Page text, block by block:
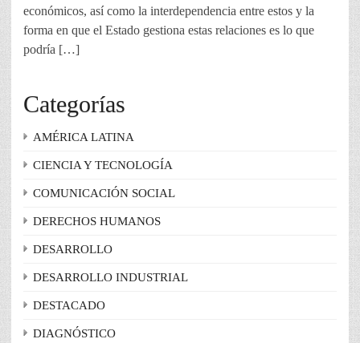
económicos, así como la interdependencia entre estos y la
forma en que el Estado gestiona estas relaciones es lo que
podría […]
Categorías
AMÉRICA LATINA
CIENCIA Y TECNOLOGÍA
COMUNICACIÓN SOCIAL
DERECHOS HUMANOS
DESARROLLO
DESARROLLO INDUSTRIAL
DESTACADO
DIAGNÓSTICO